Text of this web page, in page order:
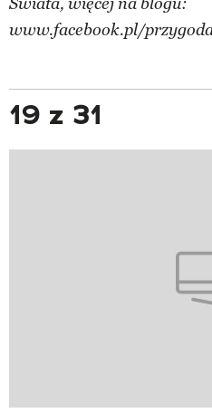
Świata, więcej na blogu:
www.facebook.pl/
19 z 31